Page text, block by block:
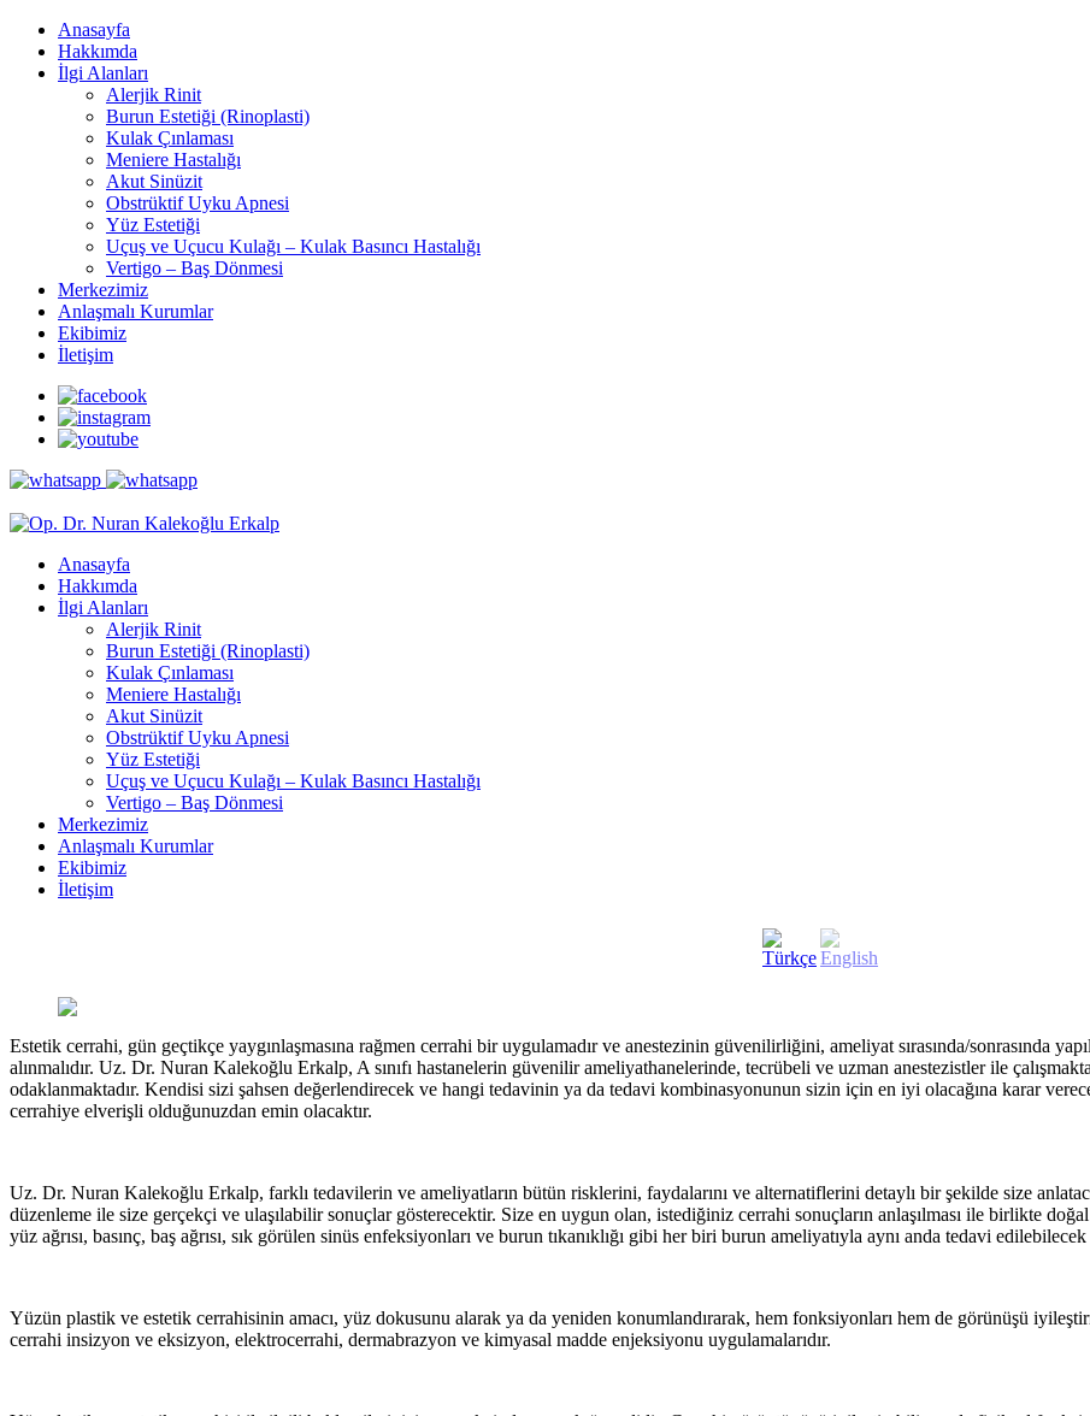
Anasayfa
Hakkımda
İlgi Alanları
Alerjik Rinit
Burun Estetiği (Rinoplasti)
Kulak Çınlaması
Meniere Hastalığı
Akut Sinüzit
Obstrüktif Uyku Apnesi
Yüz Estetiği
Uçuş ve Uçucu Kulağı – Kulak Basıncı Hastalığı
Vertigo – Baş Dönmesi
Merkezimiz
Anlaşmalı Kurumlar
Ekibimiz
İletişim
Anasayfa
Hakkımda
İlgi Alanları
Alerjik Rinit
Burun Estetiği (Rinoplasti)
Kulak Çınlaması
Meniere Hastalığı
Akut Sinüzit
Obstrüktif Uyku Apnesi
Yüz Estetiği
Uçuş ve Uçucu Kulağı – Kulak Basıncı Hastalığı
Vertigo – Baş Dönmesi
Merkezimiz
Anlaşmalı Kurumlar
Ekibimiz
İletişim
Estetik cerrahi, gün geçtikçe yaygınlaşmasına rağmen cerrahi bir uygulamadır ve anestezinin güvenilirliğini, ameliyat sırasında/sonrasında
alınmalıdır. Uz. Dr. Nuran Kalekoğlu Erkalp, A sınıfı hastanelerin güvenilir ameliyathanelerinde, tecrübeli ve uzman anestezistler ile
odaklanmaktadır. Kendisi sizi şahsen değerlendirecek ve hangi tedavinin ya da tedavi kombinasyonunun sizin için en iyi olacağına karar
cerrahiye elverişli olduğunuzdan emin olacaktır.
Uz. Dr. Nuran Kalekoğlu Erkalp, farklı tedavilerin ve ameliyatların bütün risklerini, faydalarını ve alternatiflerini detaylı bir şekilde size
düzenleme ile size gerçekçi ve ulaşılabilir sonuçlar gösterecektir. Size en uygun olan, istediğiniz cerrahi sonuçların anlaşılması ile birlikte
yüz ağrısı, basınç, baş ağrısı, sık görülen sinüs enfeksiyonları ve burun tıkanıklığı gibi her biri burun ameliyatıyla aynı anda tedavi
Yüzün plastik ve estetik cerrahisinin amacı, yüz dokusunu alarak ya da yeniden konumlandırarak, hem fonksiyonları hem de görünüşü
cerrahi insizyon ve eksizyon, elektrocerrahi, dermabrazyon ve kimyasal madde enjeksiyonu uygulamalarıdır.